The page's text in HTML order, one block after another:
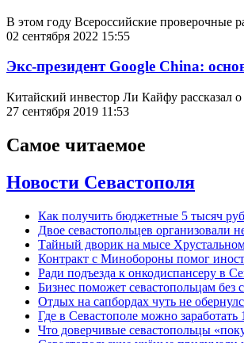
В этом году Всероссийские проверочные
02 сентября 2022 15:55
Экс-президент Google China:
Китайский инвестор Ли Кайфу рассказал
27 сентября 2019 11:53
Самое читаемое
Новости Севастополя
Как получить бюджетные 5 тысяч
Двое севастопольцев организовали
Тайный дворик на мысе
Контракт с Минобороны помог
Ради подъезда к онкодиспансеру в
Бизнес поможет севастопольцам без
Отдых на сапбордах чуть не
Где в Севастополе можно заработать
Что доверчивые севастопольцы